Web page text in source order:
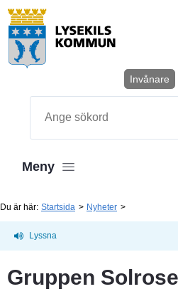
Invånare
Meny
Du är här: Startsida Nyheter
Lyssna
Gruppen